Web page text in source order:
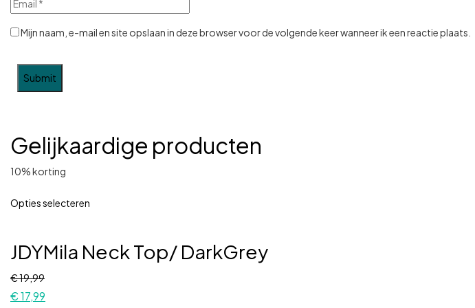
Mijn naam, e-mail en site opslaan in deze browser voor de volgende keer wanneer ik een reactie plaats.
Gelijkaardige producten
10% korting
Opties selecteren
JDYMila Neck Top/ DarkGrey
€19,99
€17,99